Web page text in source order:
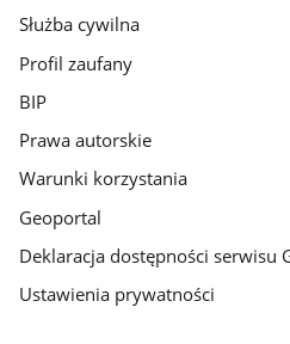
Służba cywilna
Profil zaufany
BIP
Prawa autorskie
Warunki korzystania
Geoportal
Deklaracja dostępności serwisu
Ustawienia prywatności